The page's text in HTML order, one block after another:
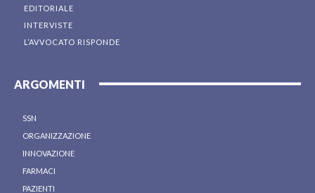
EDITORIALE
INTERVISTE
L’AVVOCATO RISPONDE
ARGOMENTI
SSN
ORGANIZZAZIONE
INNOVAZIONE
FARMACI
PAZIENTI